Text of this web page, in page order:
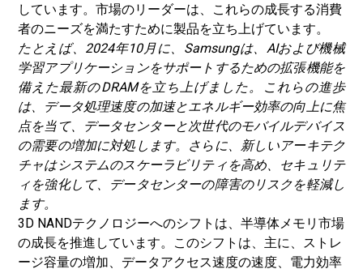
しています。市場のリーダーは、これらの成長する消費
者のニーズを満たすために製品を立ち上げています。
たとえば、2024年10月に、Samsungは、AIおよび機械
学習アプリケーションをサポートするための拡張機能を
備えた最新のDRAMを立ち上げました。これらの進歩
は、データ処理速度の加速とエネルギー効率の向上に焦
点を当て、データセンターと次世代のモバイルデバイス
の需要の増加に対処します。さらに、新しいアーキテク
チャはシステムのスケーラビリティを高め、セキュリテ
ィを強化して、データセンターの障害のリスクを軽減し
ます。
3D NANDテクノロジーへのシフトは、半導体メモリ市場
の成長を推進しています。このシフトは、主に、ストレ
ージ容量の増加、データアクセス速度の速度、電力効率